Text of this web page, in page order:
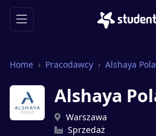
Home Pracodawcy Alshaya
Alshaya
Warszawa
Sprzedaż